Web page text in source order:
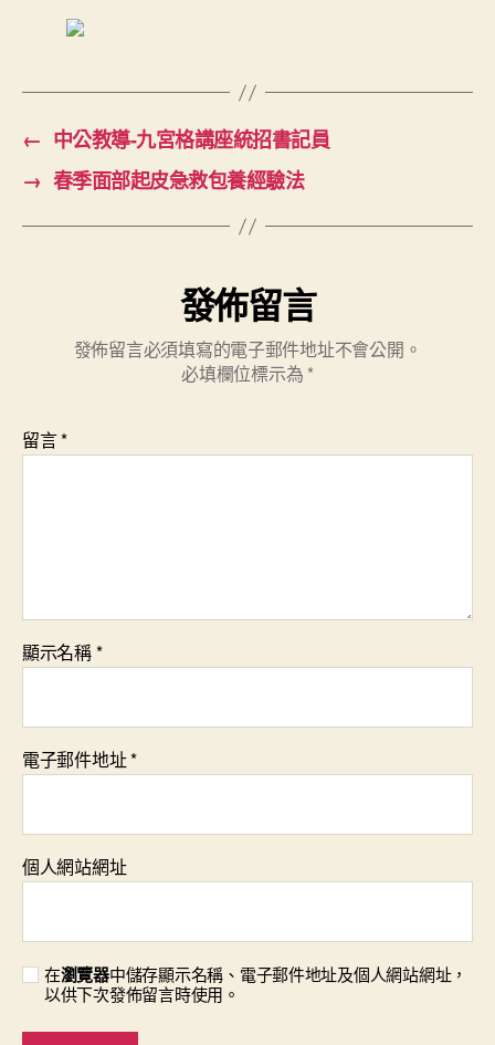
← 中公教導-九宮格講座統招書記員
→ 春季面部起皮急救包養經驗法
發佈留言
發佈留言必須填寫的電子郵件地址不會公開。
必填欄位標示為 *
留言*
顯示名稱*
電子郵件地址*
個人網站網址
在瀏覽器中儲存顯示名稱、電子郵件地址及個人網站網址，
以供下次發佈留言時使用。